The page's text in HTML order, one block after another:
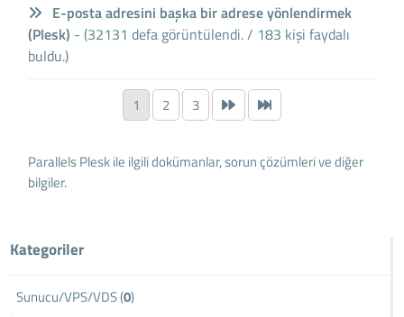
E-posta adresini başka bir adrese yönlendirmek
(Plesk) - (32131 defa görüntülendi. / 183 kişi faydalı
buldu.)
1 2 3
Parallels Plesk ile ilgili dokümanlar, sorun çözümleri ve diğer
bilgiler.
Kategoriler
Sunucu/VPS/VDS (0)